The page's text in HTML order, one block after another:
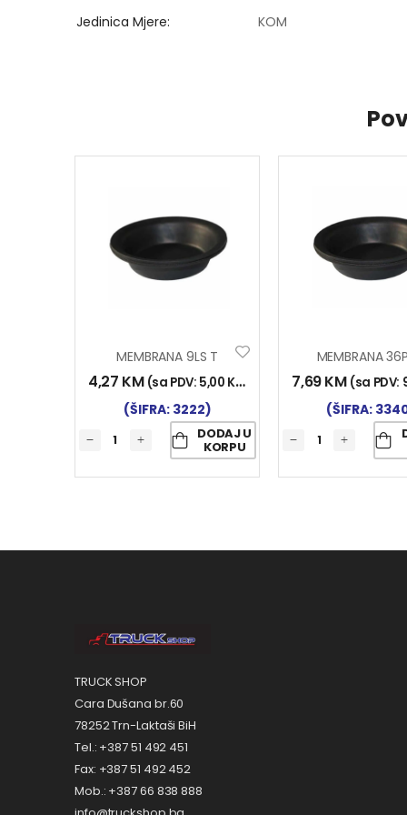
Jedinica Mjere KOM
MEMBRANA 9LS T
4,27 KM (sa PDV: 5,00 KM
(ŠIFRA: 3222)
DODAJ U
KORPU
MEMBRANA
7,69KM (sa PDV:
(ŠIFRA:
TRUCK SHOP
Cara Dušana br.60
78252 Trn-Laktaši BiH
Tel.: +387 51 492 451
Fax: +387 51 492 452
Mob.: +387 66 838 888